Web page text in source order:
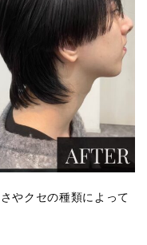
やクセの種類によって